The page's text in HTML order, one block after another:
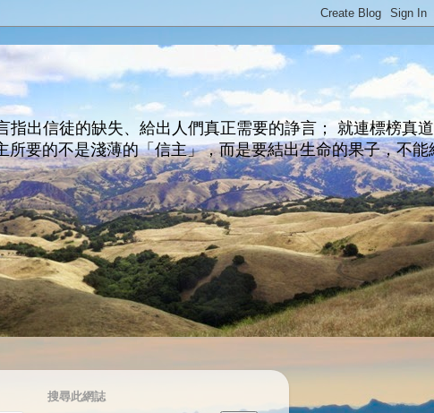
出信徒的缺失、給出人們真正需要的諍言； 就連標榜真
要的不是淺薄的「信主」，而是要結出生命的果子，不能
搜尋此網誌